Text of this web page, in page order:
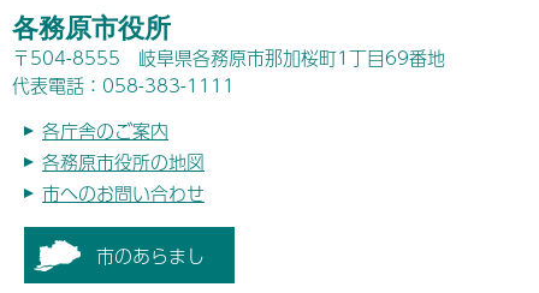
各務原市役所
〒504-8555 岐阜県各務原市那加桜町1丁目69番地
代表電話：058-383-1111
各庁舎のご案内
各務原市役所の地図
市へのお問い合わせ
市のあらまし